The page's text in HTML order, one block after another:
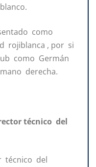
como
rojiblanca , por si
como Germán
derecha.
técnico del
técnico del